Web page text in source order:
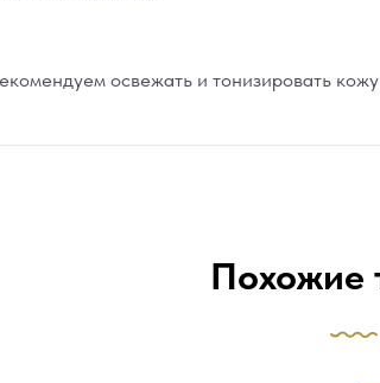
освежать и тонизировать
Похожие